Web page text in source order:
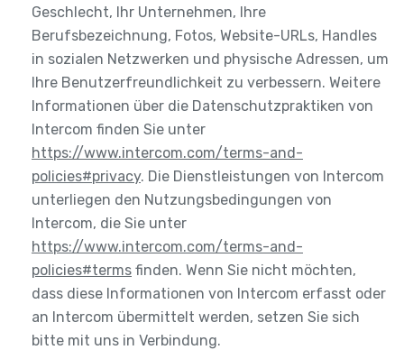
Geschlecht, Ihr Unternehmen, Ihre
Berufsbezeichnung, Fotos, Website-URLs, Handles
in sozialen Netzwerken und physische Adressen, um
Ihre Benutzerfreundlichkeit zu verbessern. Weitere
Informationen über die Datenschutzpraktiken von
Intercom finden Sie unter
https://www.intercom.com/terms-and-
policies#privacy. Die Dienstleistungen von Intercom
unterliegen den Nutzungsbedingungen von
Intercom, die Sie unter
https://www.intercom.com/terms-and-
policies#terms finden. Wenn Sie nicht möchten,
dass diese Informationen von Intercom erfasst oder
an Intercom übermittelt werden, setzen Sie sich
bitte mit uns in Verbindung.